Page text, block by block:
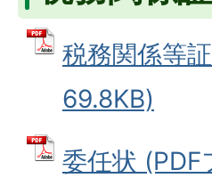
税務関係等
69.8KB)
委任状